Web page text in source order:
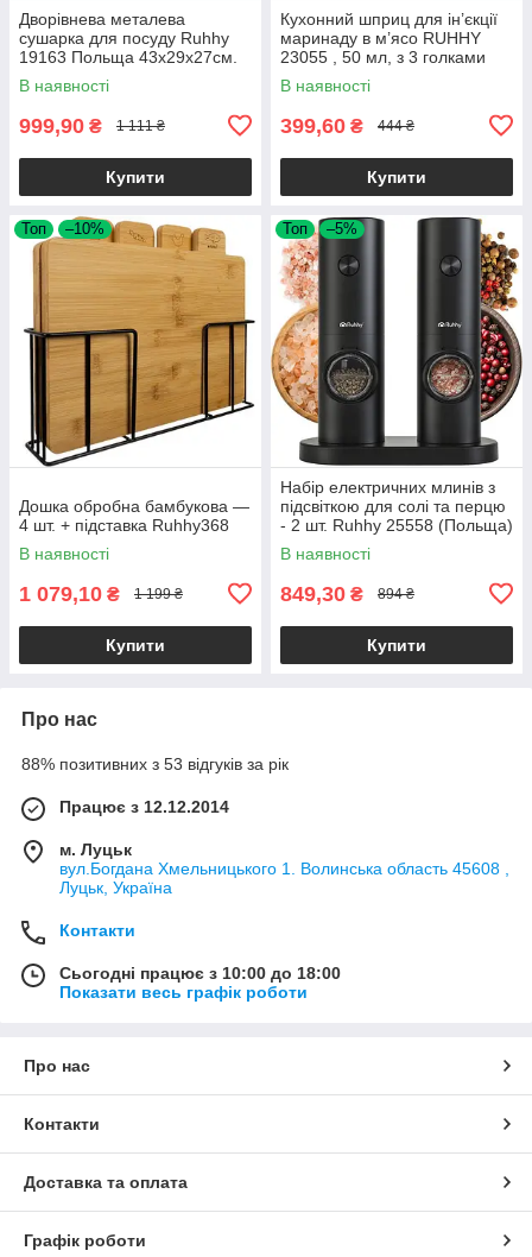
Дворівнева металева
сушарка для посуду Ruhhy
19163 Польща 43х29х27см.
В наявності
999,90 ₴ 1 111 ₴
Купити
Кухонний шприц для ін’єкції
маринаду в м’ясо RUHHY
23055 , 50 мл, з 3 голками
В наявності
399,60 ₴ 444 ₴
Купити
Топ –10%
Дошка обробна бамбукова —
4 шт. + підставка Ruhhy368
В наявності
1 079,10 ₴ 1 199 ₴
Купити
Топ –5%
Набір електричних млинів з
підсвіткою для солі та перцю
- 2 шт. Ruhhy 25558 (Польща)
В наявності
849,30 ₴ 894 ₴
Купити
Про нас
88% позитивних з 53 відгуків за рік
Працює з 12.12.2014
м. Луцьк
вул.Богдана Хмельницького 1. Волинська область 45608 ,
Луцьк, Україна
Контакти
Сьогодні працює з 10:00 до 18:00
Показати весь графік роботи
Про нас
Контакти
Доставка та оплата
Графік роботи